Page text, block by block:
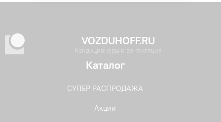
VOZDUHOFF.RU
Кондиционеры и вентиляция
Каталог
СУПЕР РАСПРОДАЖА
Акции